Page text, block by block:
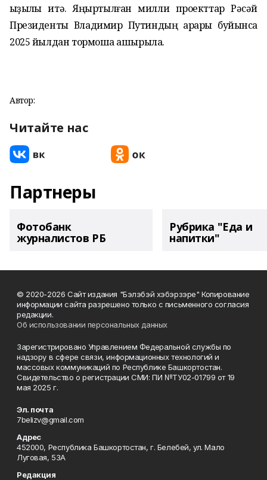
ҡыҙыҡлы итә. Яңыртылған милли проекттар Рәсәй
Президенты Владимир Путиндың ҡарары буйынса
2025 йылдан тормошҡа ашырыла.
Автор:
Читайте нас
Партнеры
Фотобанк
журналистов РБ
Рубрика "Еда и
напитки"
© 2020-2026 Сайт издания "Бэлэбэй хэбэрзэре" Копирование
информации сайта разрешено только с письменного согласия
редакции.
Об использовании персональных данных
Зарегистрировано Управлением Федеральной службы по
надзору в сфере связи, информационных технологий и
массовых коммуникаций по Республике Башкортостан.
Свидетельство о регистрации СМИ: ПИ №ТУ02-01799 от 19
мая 2025 г.
Эл. почта
7belizv@gmail.com
Адрес
452000, Республика Башкортостан, г. Белебей, ул. Мало
Луговая, 53А
Редакция